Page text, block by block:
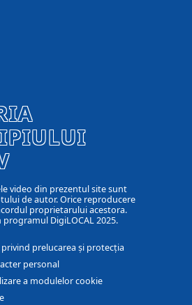
video din prezentul site sunt
de autor. Orice reproducere
proprietarului acestora.
DigiLOCAL 2025.
prelucarea și protecția
personal
a modulelor cookie